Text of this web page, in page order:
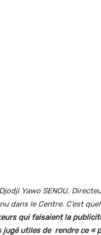
Yawo SENOU,
dans le Centre. C’est
qui faisaient la
jugé utiles de rendre ce «